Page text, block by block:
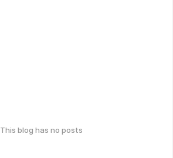
This blog has no posts